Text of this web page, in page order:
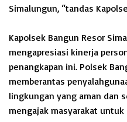
Simalungun, “tandas
Kapolsek Bangun Resor
mengapresiasi kinerja
penangkapan ini. Polsek
memberantas
lingkungan yang aman dan
mengajak masyarakat